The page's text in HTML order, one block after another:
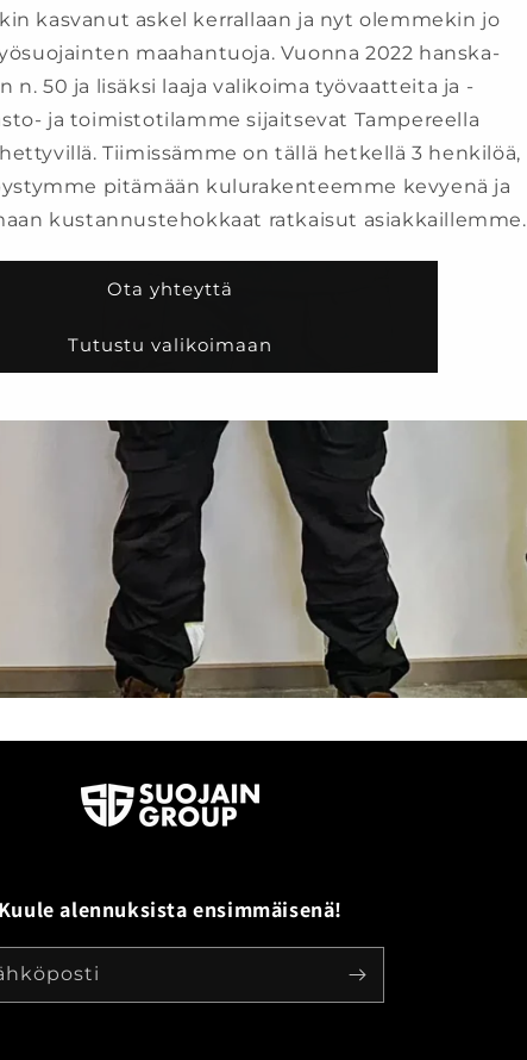
kasvanut askel kerrallaan ja nyt olemmekin jo
maahantuoja. Vuonna 2022 hanska-
n. 50 ja lisäksi laaja valikoima työvaatteita ja -
ja toimistotilamme sijaitsevat Tampereella
Tiimissämme on tällä hetkellä 3 henkilöä,
pitämään kulurakenteemme kevyenä ja
kustannustehokkaat ratkaisut asiakkaillemme.
Ota yhteyttä
Tutustu valikoimaan
Kuule alennuksista ensimmäisenä!